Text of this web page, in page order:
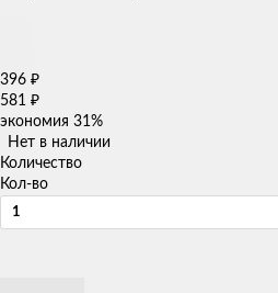
396 ₽
581 ₽
экономия 31%
Нет в наличии
Количество
Кол-во